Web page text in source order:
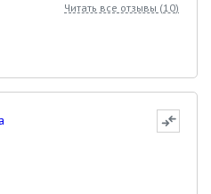
Читать все отзывы (10)